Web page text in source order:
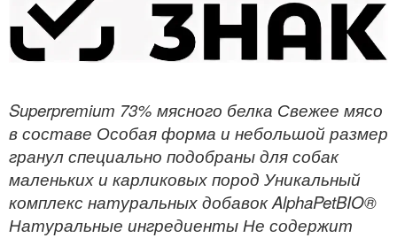
Superpremium 73% мясного белка Свежее мясо
в составе Особая форма и небольшой размер
гранул специально подобраны для собак
маленьких и карликовых пород Уникальный
комплекс натуральных добавок AlphaPetBIO®
Натуральные ингредиенты Не содержит